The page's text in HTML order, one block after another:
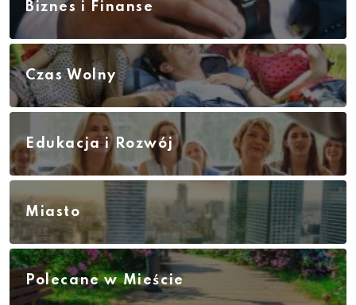
Biznes i Finanse
Czas Wolny
Edukacja i Rozwój
Miasto
Polecane w Mieście